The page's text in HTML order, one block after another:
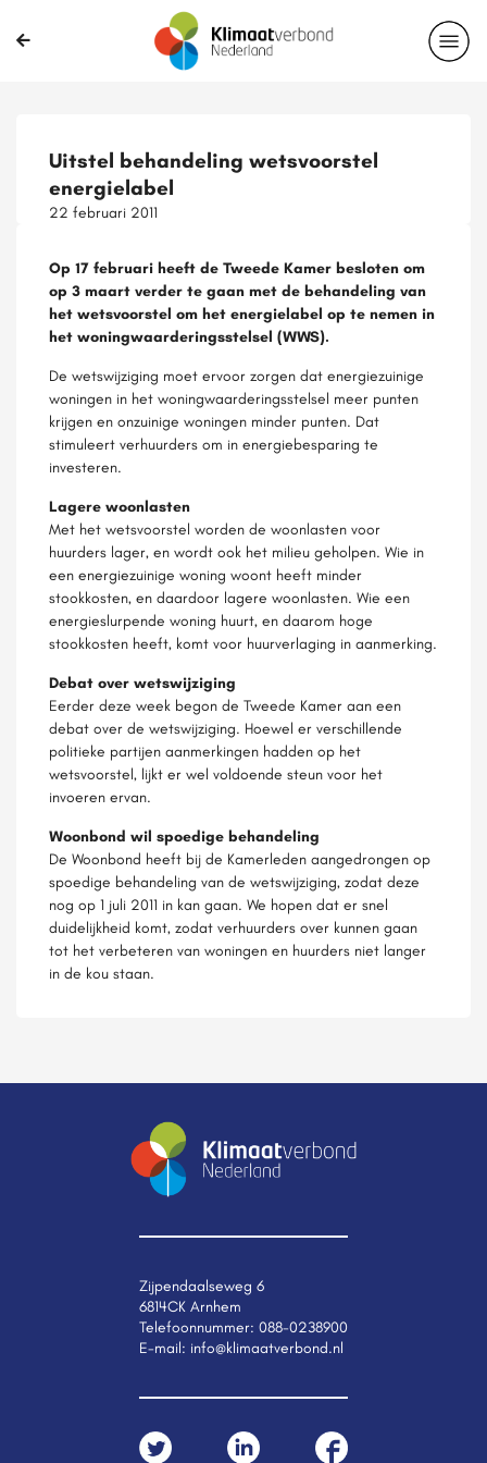
Uitstel behandeling wetsvoorstel
energielabel
22 februari 2011
Op 17 februari heeft de Tweede Kamer besloten om
op 3 maart verder te gaan met de behandeling van
het wetsvoorstel om het energielabel op te nemen in
het woningwaarderingsstelsel (WWS).
De wetswijziging moet ervoor zorgen dat energiezuinige
woningen in het woningwaarderingsstelsel meer punten
krijgen en onzuinige woningen minder punten. Dat
stimuleert verhuurders om in energiebesparing te
investeren.
Lagere woonlasten
Met het wetsvoorstel worden de woonlasten voor
huurders lager, en wordt ook het milieu geholpen. Wie in
een energiezuinige woning woont heeft minder
stookkosten, en daardoor lagere woonlasten. Wie een
energieslurpende woning huurt, en daarom hoge
stookkosten heeft, komt voor huurverlaging in aanmerking.
Debat over wetswijziging
Eerder deze week begon de Tweede Kamer aan een
debat over de wetswijziging. Hoewel er verschillende
politieke partijen aanmerkingen hadden op het
wetsvoorstel, lijkt er wel voldoende steun voor het
invoeren ervan.
Woonbond wil spoedige behandeling
De Woonbond heeft bij de Kamerleden aangedrongen op
spoedige behandeling van de wetswijziging, zodat deze
nog op 1 juli 2011 in kan gaan. We hopen dat er snel
duidelijkheid komt, zodat verhuurders over kunnen gaan
tot het verbeteren van woningen en huurders niet langer
in de kou staan.
Zijpendaalseweg 6
6814CK Arnhem
Telefoonnummer: 088-0238900
E-mail: info@klimaatverbond.nl